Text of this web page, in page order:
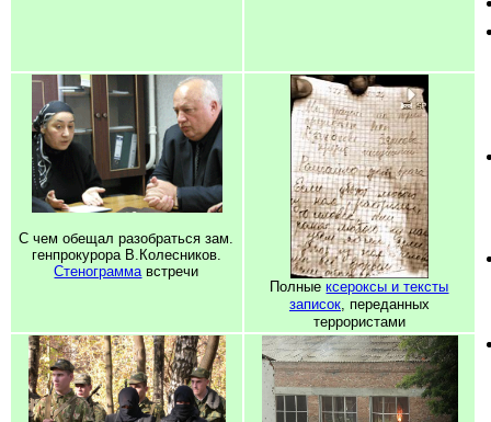
С чем обещал разобраться зам.
генпрокурора В.Колесников.
Стенограммавстречи
Полныексероксы и тексты
записок, переданных
террористами